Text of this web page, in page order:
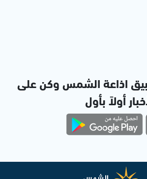
اذاعة الشمس وكن على
أولاً بأول